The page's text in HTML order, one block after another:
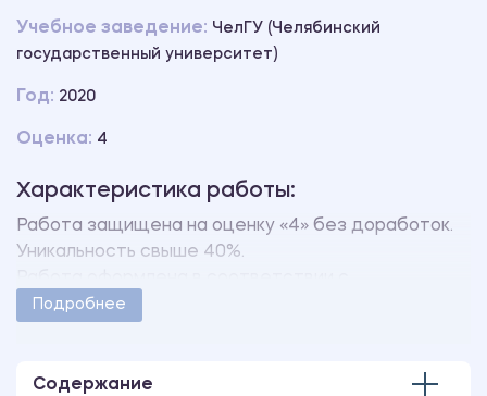
Учебное заведение: ЧелГУ (Челябинский
государственный университет)
Год: 2020
Оценка: 4
Характеристика работы:
Работа защищена на оценку «4» без доработок.
Уникальность свыше 40%.
методическими указаниями учебного заведения.
Подробнее
Содержание